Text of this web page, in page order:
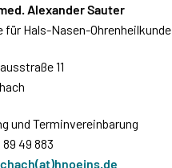
Alexander Sauter
für Hals-Nasen-Ohrenheilkunde
11
und Terminvereinbarung
89 49 883